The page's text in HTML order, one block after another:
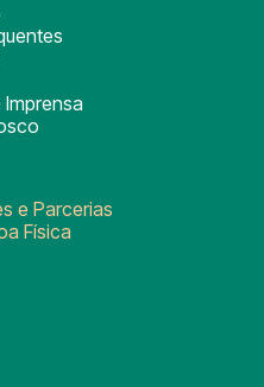
e Parcerias
Física